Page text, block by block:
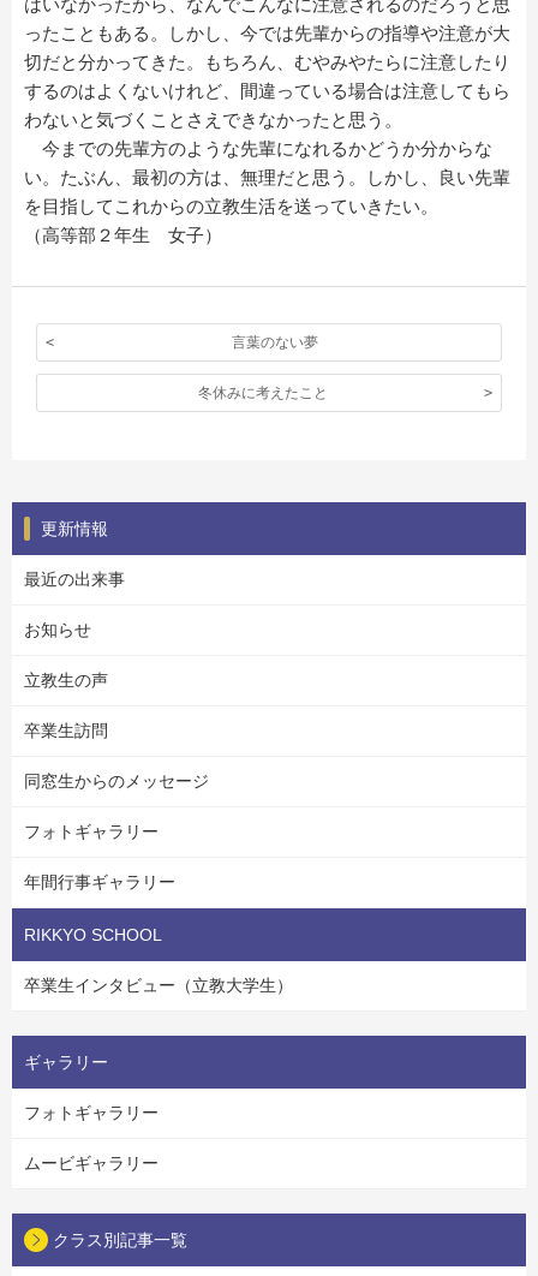
ったこともある。しかし、今では先輩からの指導や注意が大
切だと分かってきた。もちろん、むやみやたらに注意したり
するのはよくないけれど、間違っている場合は注意してもら
わないと気づくことさえできなかったと思う。
今までの先輩方のような先輩になれるかどうか分からな
い。たぶん、最初の方は、無理だと思う。しかし、良い先輩
を目指してこれからの立教生活を送っていきたい。
（高等部２年生 女子）
言葉のない夢
冬休みに考えたこと
更新情報
最近の出来事
お知らせ
立教生の声
卒業生訪問
同窓生からのメッセージ
フォトギャラリー
年間行事ギャラリー
RIKKYO SCHOOL
卒業生インタビュー（立教大学生）
ギャラリー
フォトギャラリー
ムービギャラリー
クラス別記事一覧